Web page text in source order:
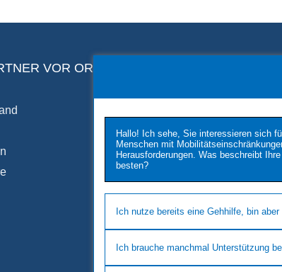
Hallo! Ich sehe, Sie interessieren sich
Menschen mit
Herausforderungen. Was beschreibt
besten?
Ich nutze bereits eine Gehhilfe, bin
Ich brauche manchmal Unterstützung
VOR ORT
26100 Rauma
Phone: +358 2 677 4222
E-Mail: tukimet(at)tukimet.fi